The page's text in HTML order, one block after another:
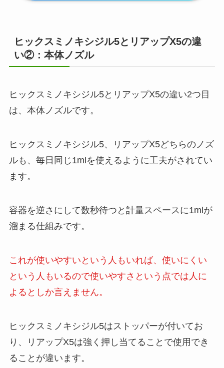
ヒックスミノキシジル5とリアップX5の違
い②：本体ノズル
ヒックスミノキシジル5とリアップX5の違い2つ目
は、本体ノズルです。
ヒックスミノキシジル5、リアップX5どちらのノズ
ルも、毎日同じ1mlを使えるように工夫がされてい
ます。
容器を逆さにして数秒待つと計量スペースに1mlが
溜まる仕組みです。
これが使いやすいという人もいれば、使いにくい
という人もいるので使いやすさという点では人に
よるとしか言えません。
ヒックスミノキシジル5はストッパーが付いてお
り、リアップX5は強く押し当てることで使用でき
ることが違います。